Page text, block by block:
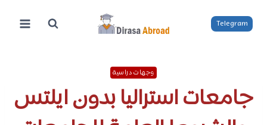
المحتوى
Telegram
وجهات دراسية
جامعات استراليا بدون ايلتس